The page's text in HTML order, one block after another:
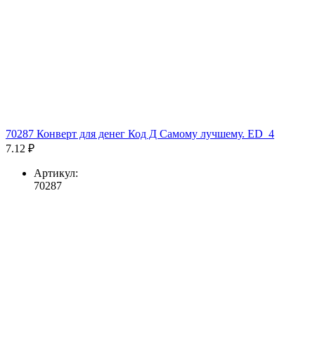
70287 Конверт для денег Код Д Самому лучшему. ED_4
7.12 ₽
Артикул:
70287